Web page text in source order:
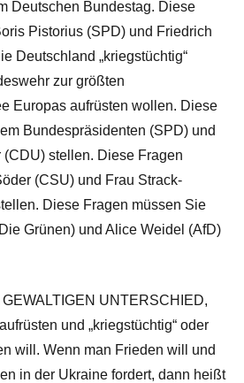
Deutschen Bundestag. Diese
Pistorius (SPD) und Friedrich
Deutschland „kriegstüchtig“
zur größten
Europas aufrüsten wollen. Diese
Bundespräsidenten (SPD) und
stellen. Diese Fragen
(CSU) und Frau Strack-
Diese Fragen müssen Sie
Grünen) und Alice Weidel (AfD)
UNTERSCHIED,
und „kriegstüchtig“ oder
will. Wenn man Frieden will und
in der Ukraine fordert, dann heißt